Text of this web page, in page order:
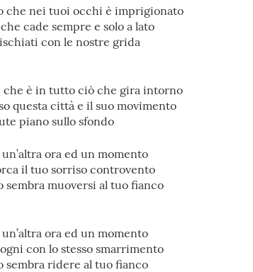
che nei tuoi occhi è imprigionato
cade sempre e solo a lato
con le nostre grida
che è in tutto ciò che gira intorno
questa città e il suo movimento
piano sullo sfondo
ora ed un momento
il tuo sorriso controvento
sembra muoversi al tuo fianco
ora ed un momento
con lo stesso smarrimento
sembra ridere al tuo fianco